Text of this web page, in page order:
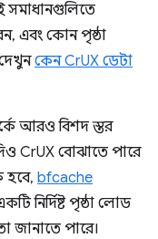
সমাধানগুলিতে
এবং কোন পৃষ্ঠা
কেন CrUX ডেটা
আরও বিশদ স্তর
CrUX বোঝাতে পারে
হবে, bfcache
নির্দিষ্ট পৃষ্ঠা লোড
জানাতে পারে।